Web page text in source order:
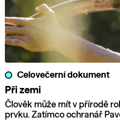
Celovečerní dokument
Při zemi
Člověk může mít v přírodě
prvku. Zatímco ochranář